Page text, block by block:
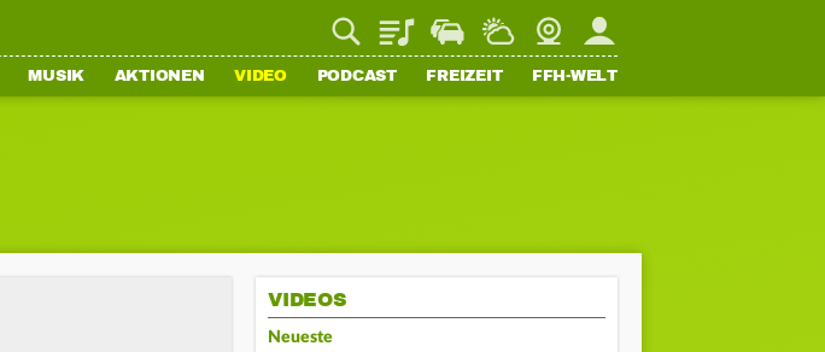
PlaylistStaupilotWetterWebcamMein FFH
MUSIK AKTIONEN VIDEO PODCAST FREIZEIT FFH-WELT
VIDEOS
Neueste